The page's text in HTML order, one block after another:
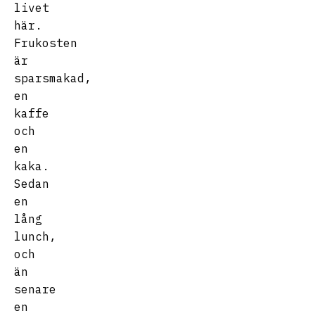
livet
här.
Frukosten
är
sparsmakad,
en
kaffe
och
en
kaka.
Sedan
en
lång
lunch,
och
än
senare
en